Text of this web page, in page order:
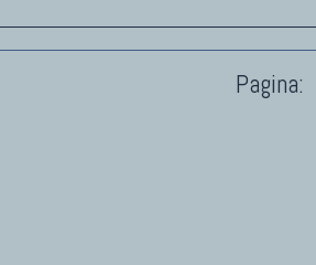
Kilim Vecchi E Antichi
Kilim Nuovi
Nuovissimi Kilim India
Pagina: